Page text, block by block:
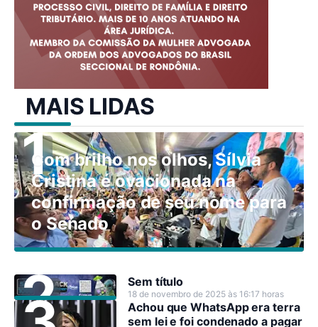
MAIS LIDAS
Com brilho nos olhos, Sílvia
Cristina é ovacionada na
confirmação de seu nome para
o Senado
Sem título
18 de novembro de 2025 às 16:17 horas
Achou que WhatsApp era terra
sem lei e foi condenado a pagar